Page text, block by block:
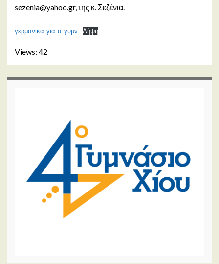
sezenia@yahoo.gr, της κ. Σεζένια.
γερμανικα-για-α-γυμν Λήψη
Views: 42